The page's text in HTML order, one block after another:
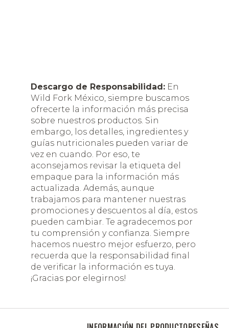
Descargo de Responsabilidad: En
Wild Fork México, siempre buscamos
ofrecerte la información más precisa
sobre nuestros productos. Sin
embargo, los detalles, ingredientes y
guías nutricionales pueden variar de
vez en cuando. Por eso, te
aconsejamos revisar la etiqueta del
empaque para la información más
actualizada. Además, aunque
trabajamos para mantener nuestras
promociones y descuentos al día, estos
pueden cambiar. Te agradecemos por
tu comprensión y confianza. Siempre
hacemos nuestro mejor esfuerzo, pero
recuerda que la responsabilidad final
de verificar la información es tuya.
¡Gracias por elegirnos!